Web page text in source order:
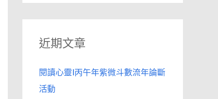
關
鍵
字
近期文章
閱讀心靈|丙午年紫微斗數流年論斷
活動